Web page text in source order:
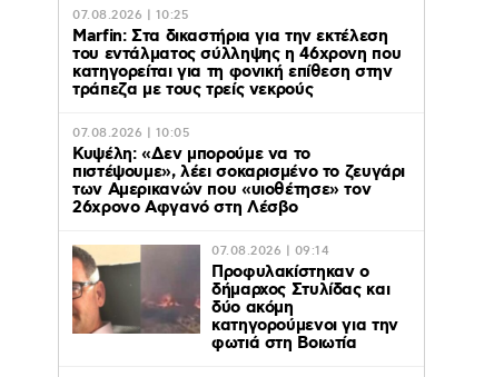
07.08.2026 | 10:25
Marfin: Στα δικαστήρια για την εκτέλεση
του εντάλματος σύλληψης η 46χρονη που
κατηγορείται για τη φονική επίθεση στην
τράπεζα με τους τρείς νεκρούς
07.08.2026 | 10:05
Κυψέλη: «Δεν μπορούμε να το
πιστέψουμε», λέει σοκαρισμένο το ζευγάρι
των Αμερικανών που «υιοθέτησε» τον
26χρονο Αφγανό στη Λέσβο
07.08.2026 | 09:14
Προφυλακίστηκαν ο
δήμαρχος Στυλίδας και
δύο ακόμη
κατηγορούμενοι για την
φωτιά στη Βοιωτία